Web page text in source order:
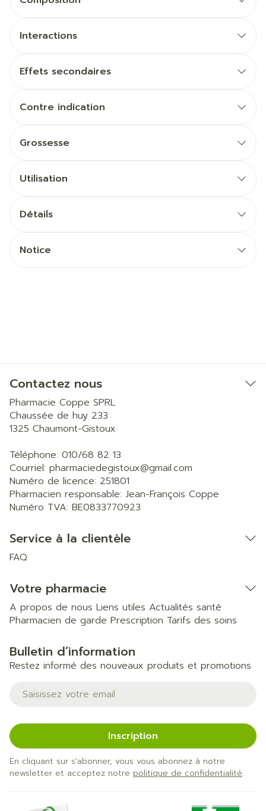
Interactions
Effets secondaires
Contre indication
Grossesse
Utilisation
Détails
Notice
Contactez nous
Pharmacie Coppe SPRL
Chaussée de huy 233
1325 Chaumont-Gistoux
Téléphone: 010/68 82 13
Courriel: pharmaciedegistoux@gmail.com
Numéro de licence: 251801
Pharmacien responsable: Jean-François Coppe
Numéro TVA: BE0833770923
Service à la clientèle
FAQ
Votre pharmacie
A propos de nous Liens utiles Actualités santé
Pharmacien de garde Prescription Tarifs des soins
Bulletin d’information
Restez informé des nouveaux produits et promotions
Adresse mail
Inscription
En cliquant sur s'abonner, vous vous abonnez à notre
newsletter et acceptez notre politique de confidentialité.